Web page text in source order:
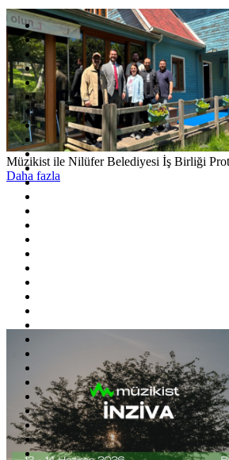
Müzikist ile Nilüfer Belediyesi İş Birliği
Daha fazla